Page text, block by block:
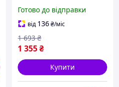
FOMAR (FO 931381) Fomar
Borg Automotive
Готово до відправки
від 136₴/міс
1 355₴
1 693 ₴
Купити